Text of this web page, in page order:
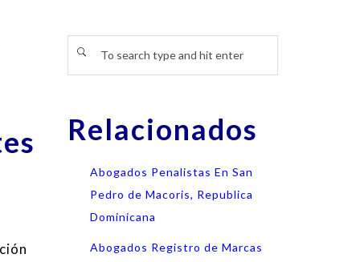
Relacionados
Abogados Penalistas En San
Pedro de Macoris, Republica
Dominicana
Abogados Registro de Marcas